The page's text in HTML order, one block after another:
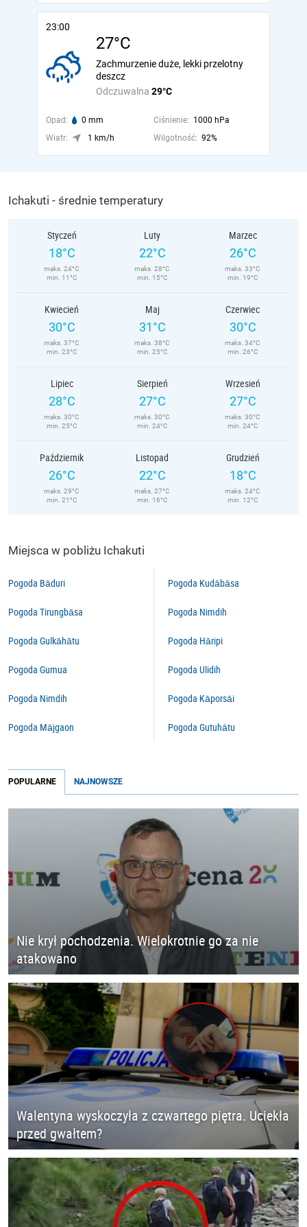
23:00
27°C
Odczuwalna 29°C
Zachmurzenie duże, lekki przelotny
deszcz
Opad: 0 mm Ciśnienie: 1000 hPa
Wiatr:
1 km/h Wilgotność: 92%
Ichakuti - średnie temperatury
Styczeń
18°C
maks. 24°C
min. 11°C
Luty
22°C
maks. 28°C
min. 15°C
Marzec
26°C
maks. 33°C
min. 19°C
Kwiecień
30°C
maks. 37°C
min. 23°C
Maj
31°C
maks. 38°C
min. 25°C
Czerwiec
30°C
maks. 34°C
min. 26°C
Lipiec
28°C
maks. 30°C
min. 25°C
Sierpień
27°C
maks. 30°C
min. 24°C
Wrzesień
27°C
maks. 30°C
min. 24°C
Październik
26°C
maks. 29°C
min. 21°C
Listopad
22°C
maks. 27°C
min. 16°C
Grudzień
18°C
maks. 24°C
min. 12°C
Miejsca w pobliżu Ichakuti
Pogoda Bāduri
Pogoda Tirungbāsa
Pogoda Gulkāhātu
Pogoda Gumua
Pogoda Nimdih
Pogoda Mājgaon
Pogoda Kudābāsa
Pogoda Nimdih
Pogoda Hāripi
Pogoda Ulidih
Pogoda Kāporsāi
Pogoda Gutuhātu
POPULARNE NAJNOWSZE
Nie krył pochodzenia. Wielokrotnie go za nie
atakowano
Walentyna wyskoczyła z czwartego piętra. Uciekła
przed gwałtem?